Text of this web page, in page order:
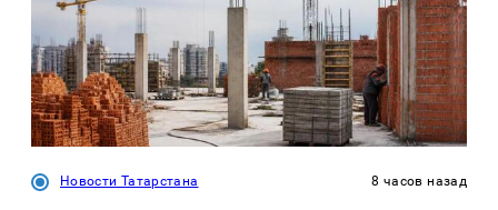
Новости Татарстана 8 часов назад